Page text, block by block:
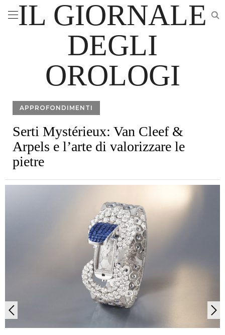
IL GIORNALE
DEGLI
OROLOGI
APPROFONDIMENTI
Serti Mystérieux: Van Cleef &
Arpels e l’arte di valorizzare le
pietre